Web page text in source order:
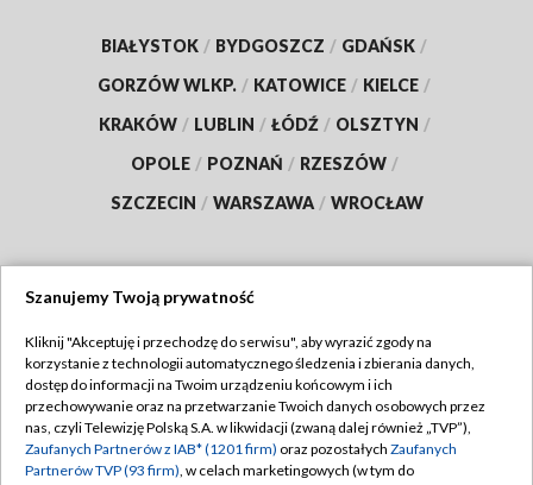
BIAŁYSTOK / BYDGOSZCZ / GDAŃSK /
GORZÓW WLKP. / KATOWICE / KIELCE /
KRAKÓW / LUBLIN / ŁÓDŹ / OLSZTYN /
OPOLE / POZNAŃ / RZESZÓW /
SZCZECIN / WARSZAWA / WROCŁAW
TVP
Abonament TVP
Emisja w TVP
Regulamin TVP
Polityka prywatności
Szanujemy Twoją prywatność
Kliknij "Akceptuję i przechodzę do serwisu", aby wyrazić zgody na
korzystanie z technologii automatycznego śledzenia i zbierania danych,
dostęp do informacji na Twoim urządzeniu końcowym i ich
przechowywanie oraz na przetwarzanie Twoich danych osobowych przez
nas, czyli Telewizję Polską S.A. w likwidacji (zwaną dalej również „TVP”),
Zaufanych Partnerów z IAB* (1201 firm) oraz pozostałych Zaufanych
Partnerów TVP (93 firm), w celach marketingowych (w tym do